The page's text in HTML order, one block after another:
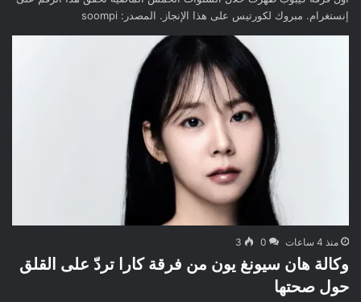
إنستغرام. مبروك لكورتيس على هذا الإنجاز. المصدر: soompi
منذ 4 ساعات 0
3
وكالة هان سيونغ يون من فرقة كارا تردّ على القلق
حول صحتها